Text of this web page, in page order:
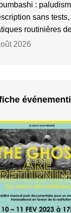
:
sans
routinières
2026